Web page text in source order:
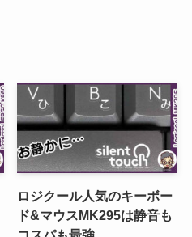
ロジクール人気のキーボー
ド&マウスMK295は静音も